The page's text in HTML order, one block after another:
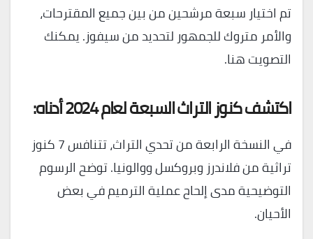
تم اختيار سبعة مرشحين من بين جميع المقترحات،
والأمر متروك للجمهور لتحديد من سيفوز. يمكنك
التصويت هنا.
اكتشف كنوز التراث السبعة لعام 2024 أدناه:
في النسخة الرابعة من تحدي التراث، تتنافس 7 كنوز
تراثية من فلاندرز وبروكسل ووالونيا. توضح الرسوم
التوضيحية مدى إلحاح عملية الترميم في بعض
الأحيان.